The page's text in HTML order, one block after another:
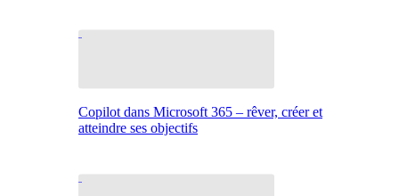
Copilot dans Microsoft 365 – rêver, créer et
atteindre ses objectifs